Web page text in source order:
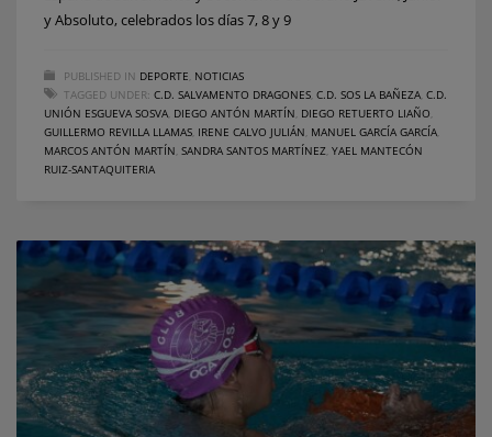
y Absoluto, celebrados los días 7, 8 y 9
PUBLISHED IN DEPORTE NOTICIAS
TAGGED UNDER: C.D. SALVAMENTO DRAGONES C.D. SOS LA BAÑEZA C.D.
UNIÓN ESGUEVA SOSVA DIEGO ANTÓN MARTÍN DIEGO RETUERTO LIAÑO
GUILLERMO REVILLA LLAMAS IRENE CALVO JULIÁN MANUEL GARCÍA GARCÍA
MARCOS ANTÓN MARTÍN SANDRA SANTOS MARTÍNEZ YAEL MANTECÓN
RUIZ-SANTAQUITERIA